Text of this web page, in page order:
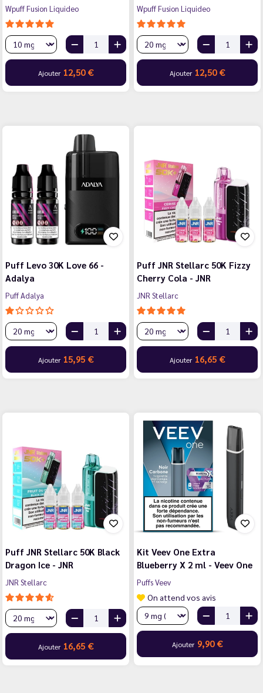
Wpuff Fusion Liquideo
Ajouter 12,50 €
Wpuff Fusion Liquideo
Ajouter 12,50 €
Puff Levo 30K Love 66 -
Adalya
Puff Adalya
Ajouter 15,95 €
Puff JNR Stellarc 50K Fizzy
Cherry Cola - JNR
JNR Stellarc
Ajouter 16,65 €
Puff JNR Stellarc 50K Black
Dragon Ice - JNR
JNR Stellarc
Ajouter 16,65 €
Kit Veev One Extra
Blueberry X 2 ml - Veev One
Puffs Veev
On attend vos avis
Ajouter 9,90 €